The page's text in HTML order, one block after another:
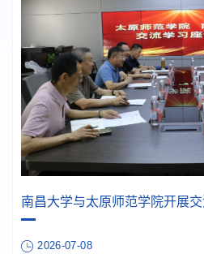
南昌大学与太原师范学院开展
2026-07-08